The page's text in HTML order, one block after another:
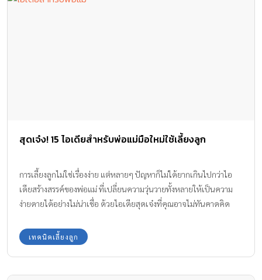
สุดเจ๋ง! 15 ไอเดียสำหรับพ่อแม่มือใหม่ใช้เลี้ยงลูก
การเลี้ยงลูกไม่ใช่เรื่องง่าย แต่หลายๆ ปัญหาก็ไม่ได้ยากเกินไปกว่าไอ
เดียสร้างสรรค์ของพ่อแม่ ที่เปลี่ยนความวุ่นวายทั้งหลายให้เป็นความ
ง่ายดายได้อย่างไม่น่าเชื่อ ด้วยไอเดียสุดเจ๋งที่คุณอาจไม่ทันคาดคิด
เทคนิคเลี้ยงลูก